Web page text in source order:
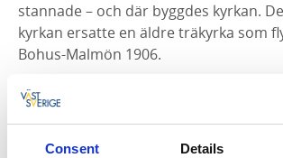
Consent Details
stannade – och där byggdes kyrkan.
kyrkan ersatte en äldre träkyrka som
Bohus-Malmön 1906.
Musik och orglar
Kyrkan är också känd för sina orglar.
läktarorgeln har 32 stämmor och